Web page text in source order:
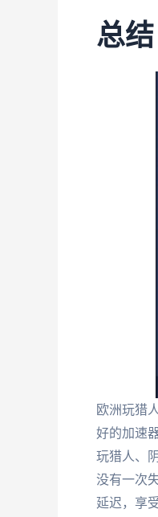
总
欧洲玩猎
好的加速器
玩猎人、
没有一次
延迟，享